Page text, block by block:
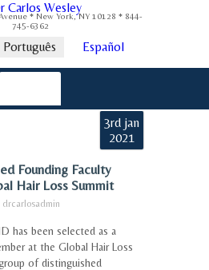
* New York, NY 10128 * 844-
745-6362
Português Español
3rd jan
2021
Founding Faculty
Hair Loss Summit
drcarlosadmin
has been selected as a
at the Global Hair Loss
of distinguished